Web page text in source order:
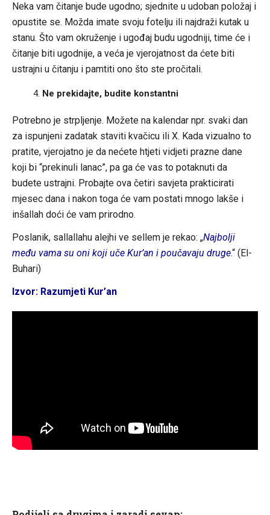
Neka vam čitanje bude ugodno; sjednite u udoban položaj i
opustite se. Možda imate svoju fotelju ili najdraži kutak u
stanu. Što vam okruženje i ugođaj budu ugodniji, time će i
čitanje biti ugodnije, a veća je vjerojatnost da ćete biti
ustrajni u čitanju i pamtiti ono što ste pročitali.
Ne prekidajte, budite konstantni
Potrebno je strpljenje. Možete na kalendar npr. svaki dan
za ispunjeni zadatak staviti kvačicu ili X. Kada vizualno to
pratite, vjerojatno je da nećete htjeti vidjeti prazne dane
koji bi “prekinuli lanac”, pa ga će vas to potaknuti da
budete ustrajni. Probajte ova četiri savjeta prakticirati
mjesec dana i nakon toga će vam postati mnogo lakše i
inšallah doći će vam prirodno.
Poslanik, sallallahu alejhi ve sellem je rekao: „Najbolji
među vama su oni koji uče Kur’an i poučavaju druge.“ (El-
Buhari)
Izvor: Razumjeti Kur’an